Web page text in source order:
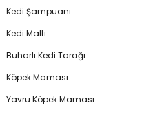
Kedi Şampuanı
Kedi Maltı
Buharlı Kedi Tarağı
Köpek Maması
Yavru Köpek Maması